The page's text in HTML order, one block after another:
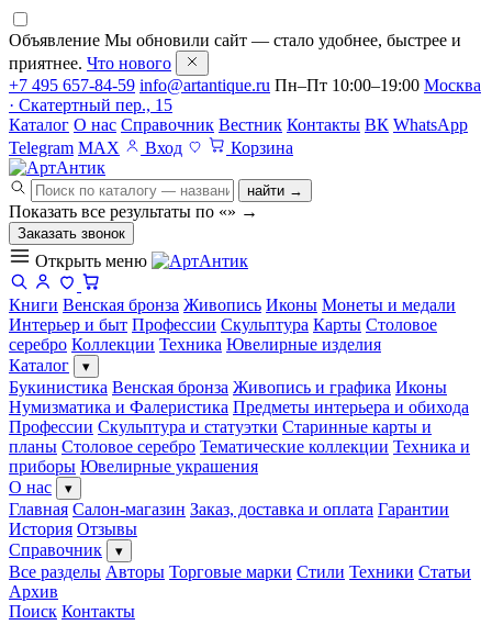
Объявление Мы обновили сайт — стало удобнее, быстрее и
приятнее. Что нового
+7 495 657-84-59 info@artantique.ru Пн–Пт 10:00–19:00 Москва
· Скатертный пер., 15
Каталог О нас Справочник Вестник Контакты ВК WhatsApp
Telegram MAX Вход Корзина
найти →
Показать все результаты по «» →
Заказать звонок
Открыть меню
Книги Венская бронза Живопись Иконы Монеты и медали
Интерьер и быт Профессии Скульптура Карты Столовое
серебро Коллекции Техника Ювелирные изделия
Каталог
▾
Букинистика Венская бронза Живопись и графика Иконы
Нумизматика и Фалеристика Предметы интерьера и обихода
Профессии Скульптура и статуэтки Старинные карты и
планы Столовое серебро Тематические коллекции Техника и
приборы Ювелирные украшения
О нас
▾
Главная Салон-магазин Заказ, доставка и оплата Гарантии
История Отзывы
Справочник
▾
Все разделы Авторы Торговые марки Стили Техники Статьи
Архив
Поиск Контакты